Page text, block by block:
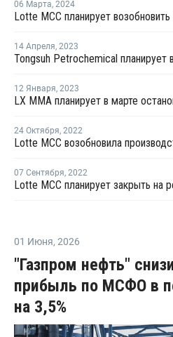
06 Марта, 2024
14 Апреля, 2023
12 Января, 2023
24 Октября, 2022
07 Сентября, 2022
01 Июня, 2026
"Газпром нефть"
прибыль по МСФО в
на 3,5%